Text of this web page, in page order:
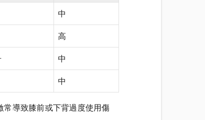
中
高
中
中
導致膝前或下背過度使用傷